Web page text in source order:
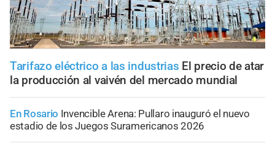
Tarifazo eléctrico a las industrias El precio de atar
la producción al vaivén del mercado mundial
En Rosario Invencible Arena: Pullaro inauguró el nuevo
estadio de los Juegos Suramericanos 2026